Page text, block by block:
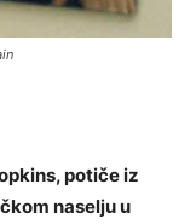
potiče iz
naselju u